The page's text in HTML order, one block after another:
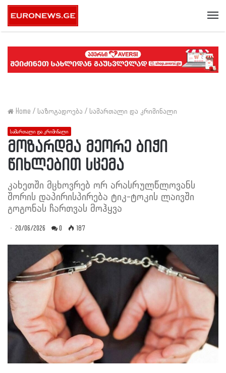
Home / საზოგადოება / სამართალი და კრიმინალი
სამართალი და კრიმინალი
მოზარდმა მეორე ბიჭი
წიხლებით სცემა
კახეთში მცხოვრებ ორ არასრულწლოვანს
შორის დაპირისპირება ტიკ-ტოკის ლაივში
გოგონას ჩართვას მოჰყვა
20/06/2026 0 187